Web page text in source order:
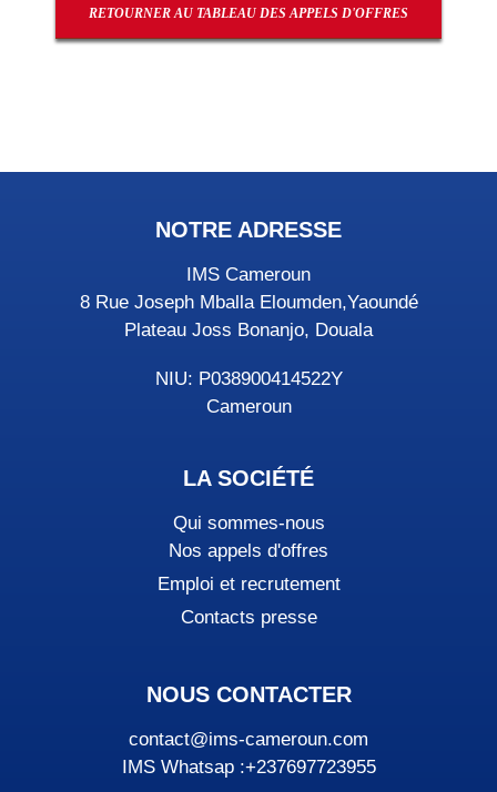
RETOURNER AU TABLEAU DES APPELS D'OFFRES
NOTRE ADRESSE
IMS Cameroun
8 Rue Joseph Mballa Eloumden,Yaoundé
Plateau Joss Bonanjo, Douala
NIU: P038900414522Y
Cameroun
LA SOCIÉTÉ
Qui sommes-nous
Nos appels d'offres
Emploi et recrutement
Contacts presse
NOUS CONTACTER
contact@ims-cameroun.com
IMS Whatsap :+237697723955